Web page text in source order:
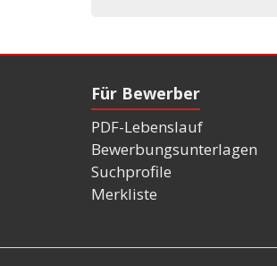
Für Bewerber
PDF-Lebenslauf
Bewerbungsunterlagen
Suchprofile
Merkliste